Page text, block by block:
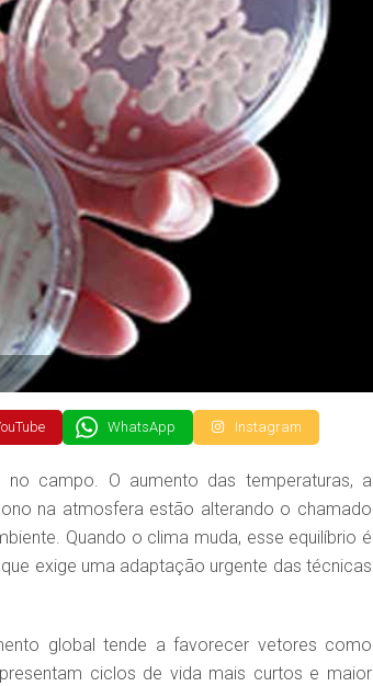
WhatsApp Instagram
campo. O aumento das temperaturas, a
na atmosfera estão alterando o chamado
Quando o clima muda, esse equilíbrio é
exige uma adaptação urgente das técnicas
global tende a favorecer vetores como
ciclos de vida mais curtos e maior